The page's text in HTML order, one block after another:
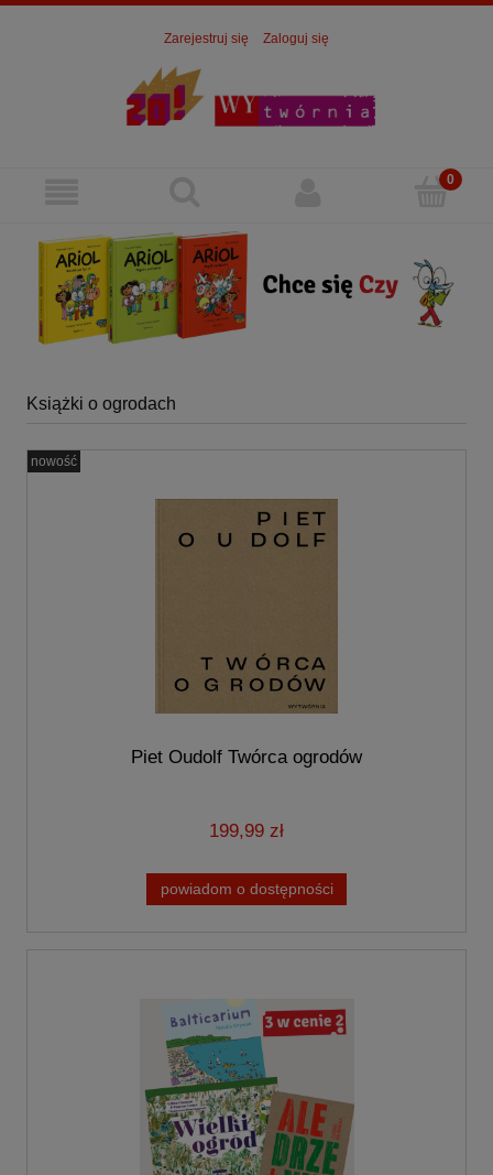
Zarejestruj się Zaloguj się
Książki o ogrodach
Piet Oudolf Twórca ogrodów
199,99 zł
powiadom o dostępności
nowość